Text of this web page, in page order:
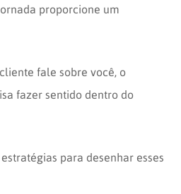
proporcione um
fale sobre você, o
fazer sentido dentro do
para desenhar esses